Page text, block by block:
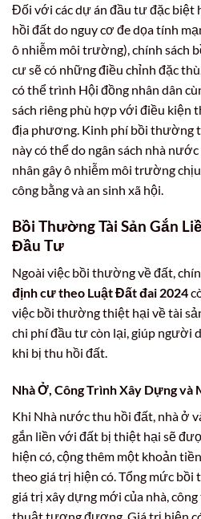
Đối với các dự án đầu tư đặc biệt
hồi đất do nguy cơ đe dọa tính
ô nhiễm môi trường), chính sách
cư sẽ có những điều chỉnh đặc
có thể trình Hội đồng nhân dân
sách riêng phù hợp với điều kiện
địa phương. Kinh phí bồi
này có thể do ngân sách nhà
nhân gây ô nhiễm môi trường
công bằng và an sinh xã hội.
Bồi Thường Tài Sản Gắn
Đầu Tư
Ngoài việc bồi thường về đất,
định cư theo Luật Đất đai 2024
việc bồi thường thiệt hại về tài
chi phí đầu tư còn lại, giúp người
khi bị thu hồi đất.
Nhà Ở, Công Trình Xây Dựng và
Khi Nhà nước thu hồi đất, nhà ở
gắn liền với đất bị thiệt hại sẽ
hiện có, cộng thêm một khoản
theo giá trị hiện có. Tổng mức bồi
giá trị xây dựng mới của nhà,